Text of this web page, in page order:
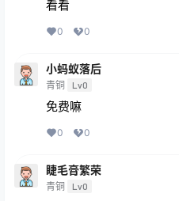
看看
0 0
小蚂蚁落后
青铜 Lv0
免费嘛
0 0
睫毛膏繁荣
青铜 Lv0